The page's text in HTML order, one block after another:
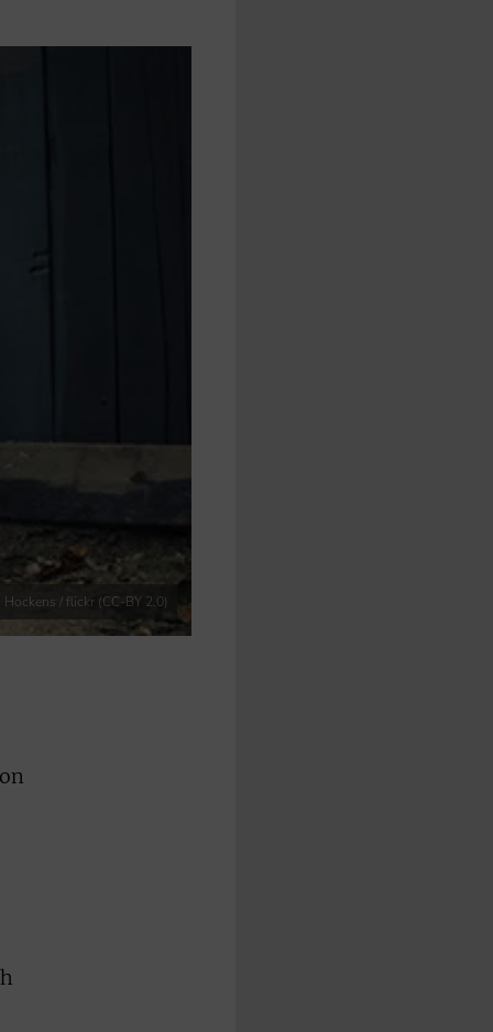
Hockens / flickr (CC-BY 2.0)